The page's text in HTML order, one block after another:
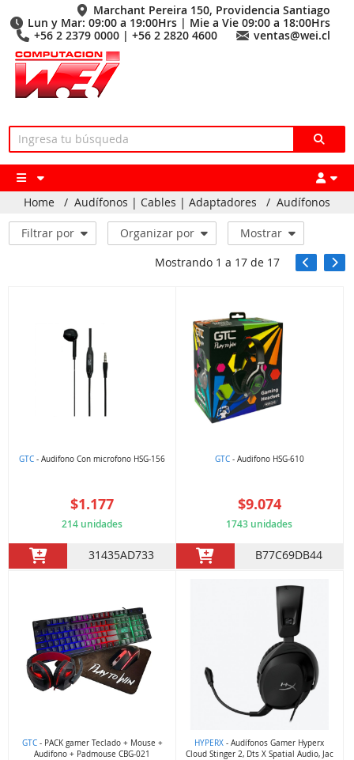
Marchant Pereira 150, Providencia Santiago
Lun y Mar: 09:00 a 19:00Hrs | Mie a Vie 09:00 a 18:00Hrs
+56 2 2379 0000 | +56 2 2820 4600
ventas@wei.cl
Home / Audífonos | Cables | Adaptadores / Audífonos
Filtrar por Organizar por
Mostrar
Mostrando 1 a 17de 17
GTC - Audifono Con microfono HSG-156
$1.177
214 unidades
31435AD733
GTC- Audifono HSG-610
$9.074
1743 unidades
B77C69DB44
GTC- PACK gamer Teclado + Mouse +
Audifono + Padmouse CBG-021
HYPERX - Audífonos Gamer Hyperx
Cloud Stinger 2, Dts X Spatial Audio, Jac